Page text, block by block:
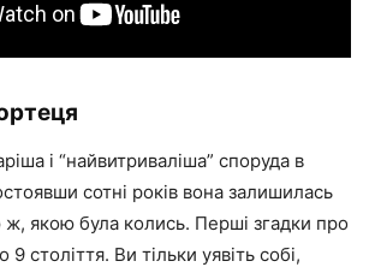
і “найвитриваліша” споруда в
сотні років вона залишилась
якою була колись. Перші згадки про
9 століття. Ви тільки уявіть собі,